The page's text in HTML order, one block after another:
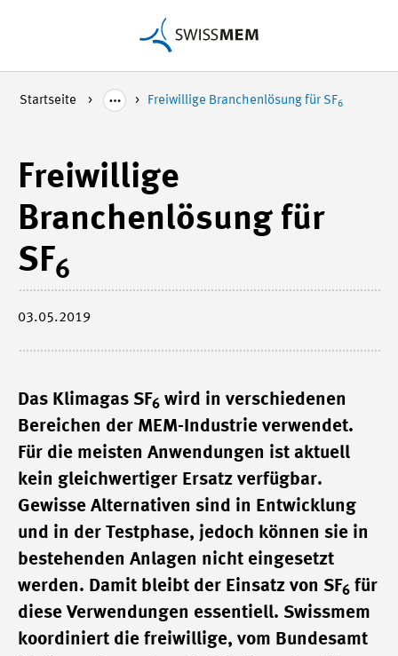
Startseite Freiwillige Branchenlösung für SF6
Freiwillige
Branchenlösung für
SF6
03.05.2019
Das Klimagas SF6 wird in verschiedenen
Bereichen der MEM-Industrie verwendet.
Für die meisten Anwendungen ist aktuell
kein gleichwertiger Ersatz verfügbar.
Gewisse Alternativen sind in Entwicklung
und in der Testphase, jedoch können sie in
bestehenden Anlagen nicht eingesetzt
werden. Damit bleibt der Einsatz von SF6 für
diese Verwendungen essentiell. Swissmem
koordiniert die freiwillige, vom Bundesamt